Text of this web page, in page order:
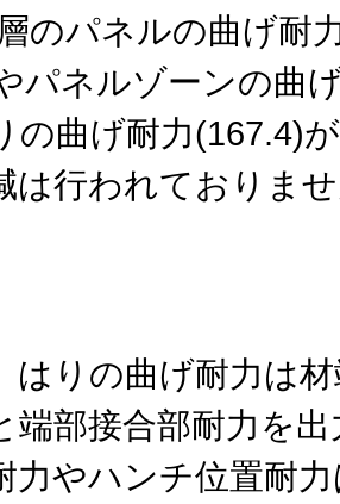
のパネルの曲げ耐
パネルゾーンの曲
曲げ耐力(167.4)が
は行われておりま
はりの曲げ耐力は
端部接合部耐力を
やハンチ位置耐力